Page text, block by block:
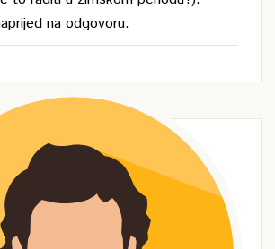
na odgovoru.